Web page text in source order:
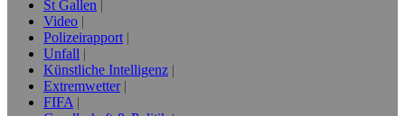
St Gallen
Video
Polizeirapport
Unfall
Künstliche Intelligenz
Extremwetter
FIFA